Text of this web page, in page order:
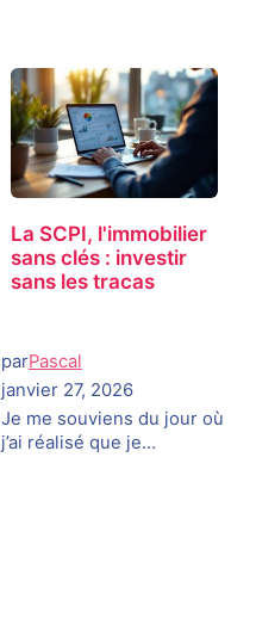
La SCPI, l'immobilier
sans clés : investir
sans les tracas
parPascal
janvier 27, 2026
Je me souviens du jour où
j’ai réalisé que je…